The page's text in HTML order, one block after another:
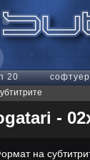
20 софтуер
-
на